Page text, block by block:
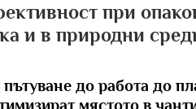
при
и в природни
до работа до
мястото в